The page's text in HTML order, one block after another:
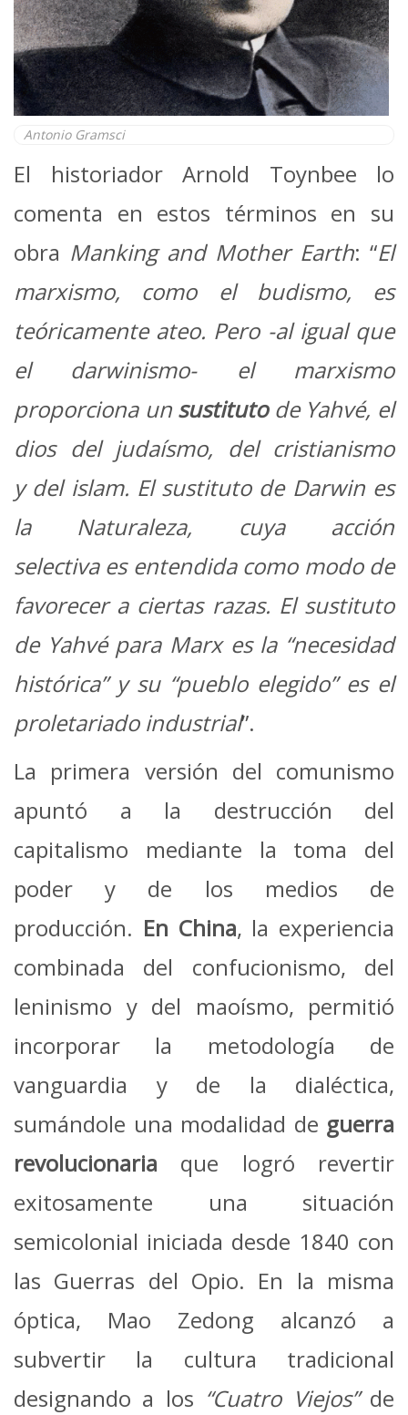
Antonio Gramsci
El historiador Arnold Toynbee lo
comenta en estos términos en su
obra Manking and Mother Earth: “El
marxismo, como el budismo, es
teóricamente ateo. Pero -al igual que
el darwinismo- el marxismo
proporciona un sustitutode Yahvé, el
dios del judaísmo, del cristianismo
y del islam. El sustituto de Darwin es
la Naturaleza, cuya acción
selectiva es entendida como modo de
favorecer a ciertas razas. El sustituto
de Yahvé para Marx es la “necesidad
histórica” y su “pueblo elegido” es el
proletariado industrial”.
La primera versión del comunismo
apuntó a la destrucción del
capitalismo mediante la toma del
poder y de los medios de
producción. En China, la experiencia
combinada del confucionismo, del
leninismo y del maoísmo, permitió
incorporar la metodología de
vanguardia y de la dialéctica,
sumándole una modalidad de guerra
revolucionaria que logró revertir
exitosamente una situación
semicolonial iniciada desde 1840 con
las Guerras del Opio. En la misma
óptica, Mao Zedong alcanzó a
subvertir la cultura tradicional
designando a los “Cuatro Viejos”de